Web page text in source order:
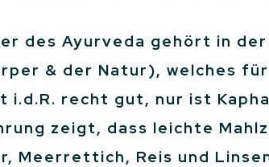
des Ayurveda gehört in
& der Natur), welches
i.d.R. recht gut, nur ist
zeigt, dass leichte
Meerrettich, Reis und